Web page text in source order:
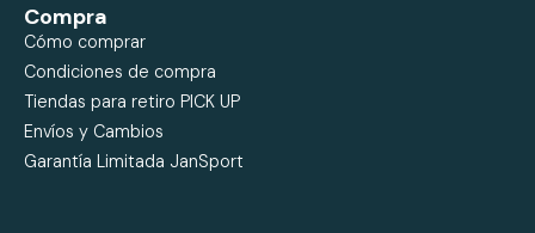
Compra
Cómo comprar
Condiciones de compra
Tiendas para retiro PICK UP
Envíos y Cambios
Garantía Limitada JanSport